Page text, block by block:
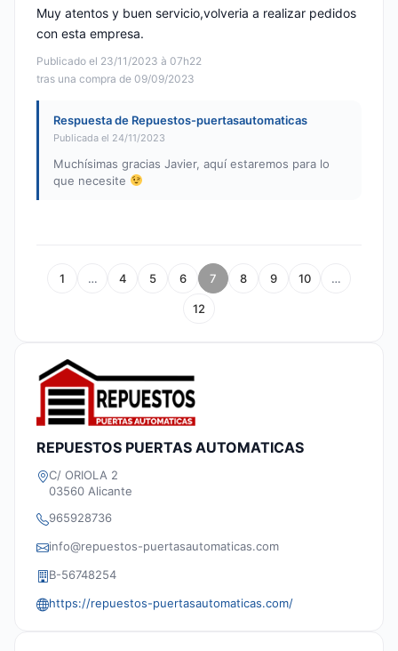
Publicado el 23/11/2023 à 07h22
tras una compra de 09/09/2023
Muy atentos y buen servicio,volveria a realizar pedidos
con esta empresa.
Respuesta de Repuestos-puertasautomaticas
Publicada el 24/11/2023
Muchísimas gracias Javier, aquí estaremos para lo
que necesite
1 … 4 5 6 7 8 9 10 …
12
REPUESTOS PUERTAS AUTOMATICAS
C/ ORIOLA 2
03560 Alicante
965928736
info@repuestos-puertasautomaticas.com
B-56748254
https://repuestos-puertasautomaticas.com/